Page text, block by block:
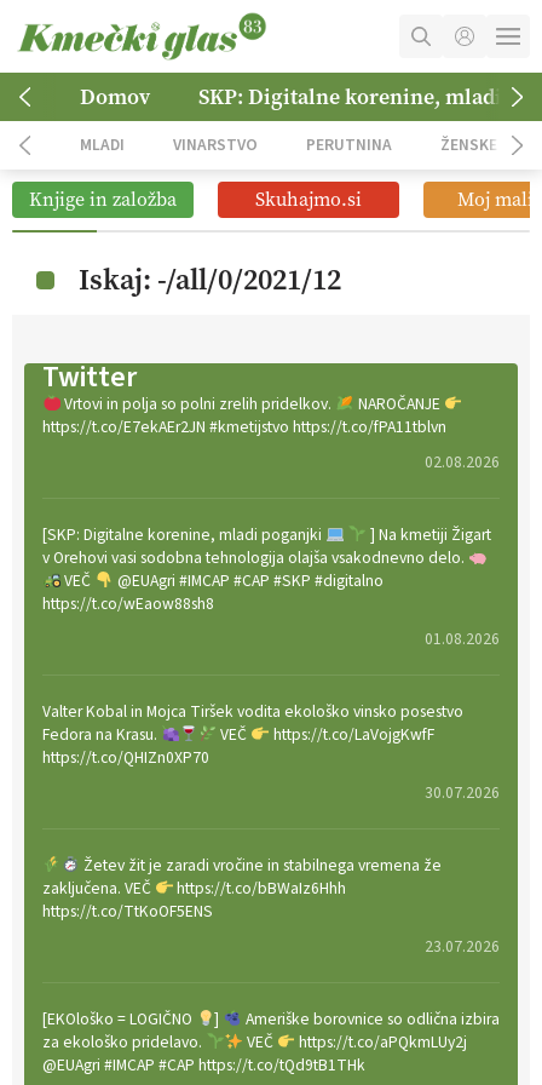
MOJ RAČUN
NAROČITE SE
OGLASNO TRŽENJE
Domov SKP: Digitalne korenine, mladi
MLADI VINARSTVO PERUTNINA ŽENSKE
Knjige in založba Skuhajmo.si Moj mali
Iskaj: -/all/0/2021/12
Twitter
Vrtovi in polja so polni zrelih pridelkov.
NAROČANJE
https://t.co/E7ekAEr2JN #kmetijstvo https://t.co/fPA11tblvn
02.08.2026
[SKP: Digitalne korenine, mladi poganjki
] Na kmetiji Žigart
v Orehovi vasi sodobna tehnologija olajša vsakodnevno delo.
VEČ
@EUAgri #IMCAP #CAP #SKP #digitalno
https://t.co/wEaow88sh8
01.08.2026
Valter Kobal in Mojca Tiršek vodita ekološko vinsko posestvo
Fedora na Krasu.
VEČ
https://t.co/LaVojgKwfF
https://t.co/QHIZn0XP70
30.07.2026
Žetev žit je zaradi vročine in stabilnega vremena že
zaključena. VEČ
https://t.co/bBWaIz6Hhh
https://t.co/TtKoOF5ENS
23.07.2026
[EKOloško = LOGIČNO ]
Ameriške borovnice so odlična izbira
za ekološko pridelavo.
VEČ
https://t.co/aPQkmLUy2j
@EUAgri #IMCAP #CAP https://t.co/tQd9tB1THk